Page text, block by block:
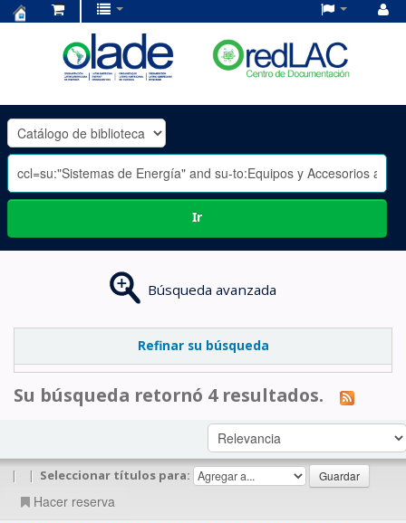
OLADE
-
Ir
Búsqueda avanzada
Refinar su búsqueda
Su búsqueda retornó 4 resultados.
| | Seleccionar títulos para:
Hacer reserva